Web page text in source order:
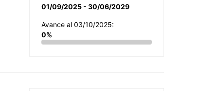
01/09/2025 - 30/06/2029
Avance al 03/10/2025:
0%